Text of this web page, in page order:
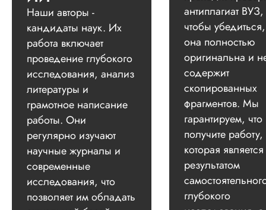
Наши авторы -
кандидаты наук. Их
работа включает
проведение глубокого
исследования, анализ
литературы и
грамотное написание
работы. Они
регулярно изучают
научные журналы и
современные
исследования, что
позволяет им обладать
антиплагиат ВУЗ,
чтобы
она полностью
оригинальна и
содержит
скопированных
фрагментов. Мы
гарантируем,
получите работу,
которая является
результатом
глубокого